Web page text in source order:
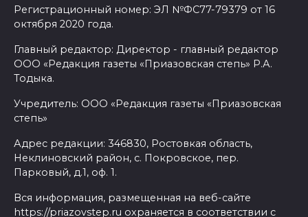
Регистрационный номер: ЭЛ №ФС77-79379 от 16
октября 2020 года.
Главный редактор: Директор - главный редактор
ООО «Редакция газеты «Приазовская степь» Р.А.
Тодыка.
Учредитель: ООО «Редакция газеты «Приазовская
степь»
Адрес редакции: 346830, Ростовкая область,
Неклиновский район, с. Покровское, пер.
Парковый, д.1, оф. 1.
Вся информация, размещенная на веб-сайте
https://priazovstep.ru охраняется в соответствии с